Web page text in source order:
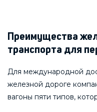
Преимущества
транспорта для
Для международной
железной дороге
вагоны пяти типов,